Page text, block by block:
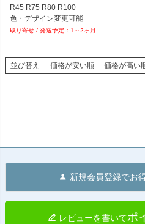
R45 R75 R80 R100
色・デザイン変更可能
1～2ヶ月
並び替え 価格が安い順 価格が高い
新規会員登録でお
レビューを書いてポ